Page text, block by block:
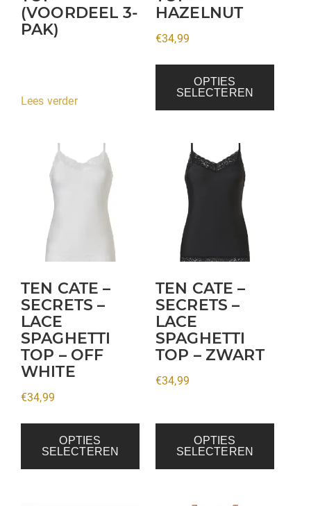
(VOORDEEL 3-
PAK)
Lees verder
HAZELNUT
€34,99
OPTIES
SELECTEREN
productpagina
TEN CATE –
SECRETS –
LACE
SPAGHETTI
TOP – OFF
WHITE
€34,99
OPTIES
SELECTEREN
product
meerdere
variaties.
kan
gekozen
worden
op
de
productpagina
TEN CATE –
SECRETS –
LACE
SPAGHETTI
TOP – ZWART
€34,99
OPTIES
SELECTEREN
product
meerdere
variaties.
kan
gekozen
worden
op
de
productpagina